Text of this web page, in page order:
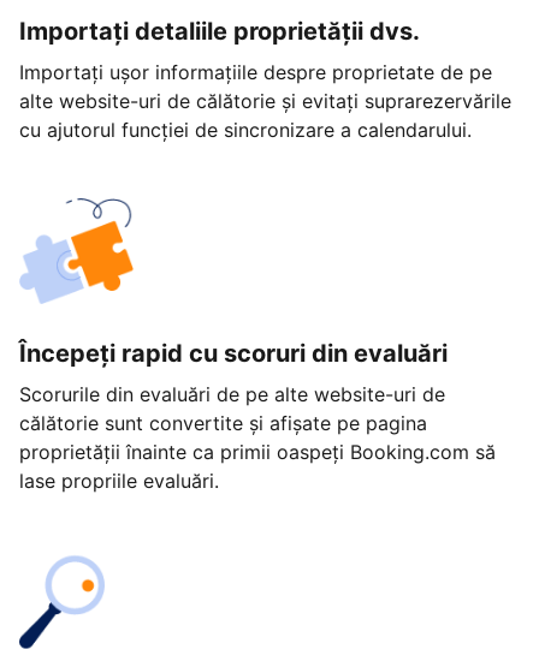
Importați detaliile proprietății dvs.
Importați ușor informațiile despre proprietate de pe
alte website-uri de călătorie și evitați suprarezervările
cu ajutorul funcției de sincronizare a calendarului.
Începeți rapid cu scoruri din evaluări
Scorurile din evaluări de pe alte website-uri de
călătorie sunt convertite și afișate pe pagina
proprietății înainte ca primii oaspeți Booking.com să
lase propriile evaluări.